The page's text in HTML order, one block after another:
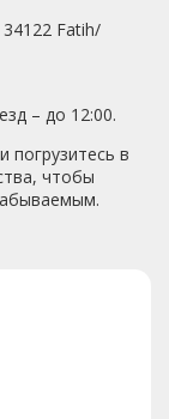
при
34122 Fatih/
– до 12:00.
погрузитесь в
чтобы